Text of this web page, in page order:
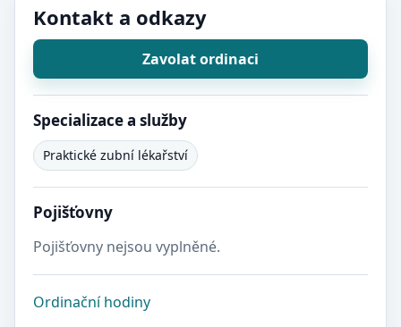
Kontakt a odkazy
Zavolat ordinaci
Specializace a služby
Praktické zubní lékařství
Pojišťovny
Pojišťovny nejsou vyplněné.
Ordinační hodiny